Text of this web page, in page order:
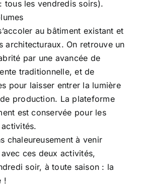
tous les vendredis soirs).
au bâtiment existant et
architecturaux. On retrouve un
par une avancée de
traditionnelle, et de
pour laisser entrer la lumière
production. La plateforme
est conservée pour les
chaleureusement à venir
ces deux activités,
soir, à toute saison : la
!